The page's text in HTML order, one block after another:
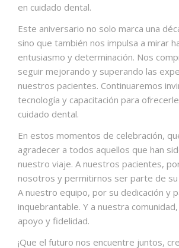
en cuidado dental.
Este aniversario no solo marca una
sino que también nos impulsa a mirar
entusiasmo y determinación. Nos
seguir mejorando y superando las
nuestros pacientes. Continuaremos
tecnología y capacitación para
cuidado dental.
En estos momentos de celebración,
agradecer a todos aquellos que han
nuestro viaje. A nuestros pacientes,
nosotros y permitirnos ser parte de su
A nuestro equipo, por su dedicación y
inquebrantable. Y a nuestra
apoyo y fidelidad.
¡Que el futuro nos encuentre juntos,